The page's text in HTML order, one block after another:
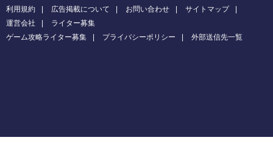
利用規約
広告掲載について お問い合わせ
サイトマップ
運営会社
ライター募集
ゲーム攻略ライター募集
プライバシーポリシー 外部送信先一覧